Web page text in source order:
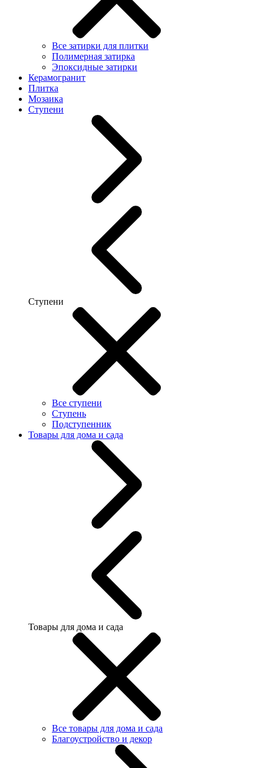
Все затирки для плитки
Полимерная затирка
Эпоксидные затирки
Керамогранит
Плитка
Мозаика
Ступени
Ступени
Все ступени
Ступень
Подступенник
Товары для дома и сада
Товары для дома и сада
Все товары для дома и сада
Благоустройство и декор